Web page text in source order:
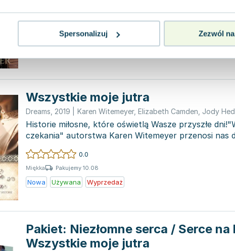
Spersonalizuj Zezwól
miejsce...
0.0
Pakujemy 11.08
Wszystkie moje jutra
Dreams 2019 Karen Witemeyer, Elizabeth Camden Jody
Historie miłosne, które oświetlą Wasze przyszłe
czekania" autorstwa Karen Witemeyer przenosi nas
kolonii w...
0.0
Miękka Pakujemy 10.08
Nowa Używana Wyprzedaż
Pakiet: Niezłomne serca / Serce na
Wszystkie moje jutra